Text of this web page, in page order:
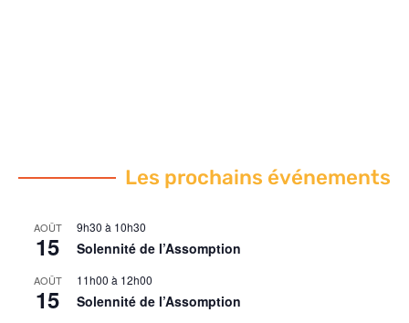
Les prochains événements
AOÛT
15
9h30 à 10h30
Solennité de l’Assomption
AOÛT
15
11h00 à 12h00
Solennité de l’Assomption